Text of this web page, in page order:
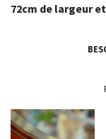
72cm de largeur et